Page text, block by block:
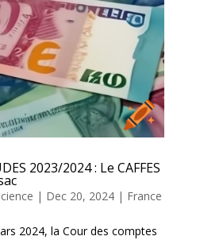
2023/2024 : Le CAFFES
| Dec 20, 2024| France
2024, la Cour des comptes